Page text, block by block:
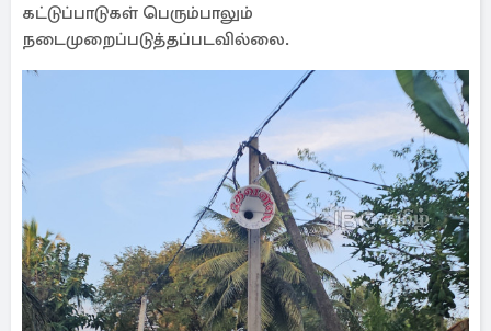
கட்டுப்பாடுகள் பெரும்பாலும்
நடைமுறைப்படுத்தப்படவில்லை.